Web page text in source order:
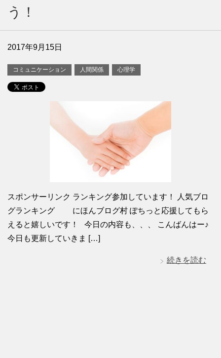
う！
2017年9月15日
コミュニケーション 人間関係 心理学
スポンサーリンク ランキング参加しています！ 人気ブロ
グランキング にほんブログ村 ぽちっと応援してもら
えると嬉しいです！ 今日の内容も、、、 こんばんはー♪
今日も更新していきま […]
続きを読む